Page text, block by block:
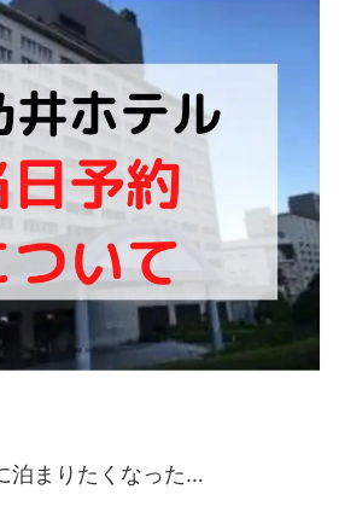
泊まりたくなった…